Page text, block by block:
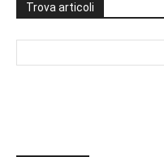
Trova articoli